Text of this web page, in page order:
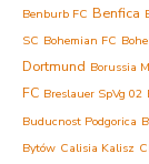
Benburb FC Benfica
SC Bohemian FC
Dortmund Borussia
FC Breslauer SpVg 02
Buducnost Podgorica
Bytów Calisia Kalisz